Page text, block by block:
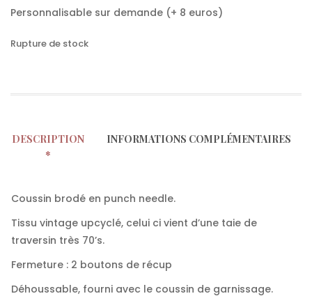
Personnalisable sur demande (+ 8 euros)
Rupture de stock
DESCRIPTION INFORMATIONS COMPLÉMENTAIRES
Coussin brodé en punch needle.
Tissu vintage upcyclé, celui ci vient d’une taie de
traversin très 70’s.
Fermeture : 2 boutons de récup
Déhoussable, fourni avec le coussin de garnissage.